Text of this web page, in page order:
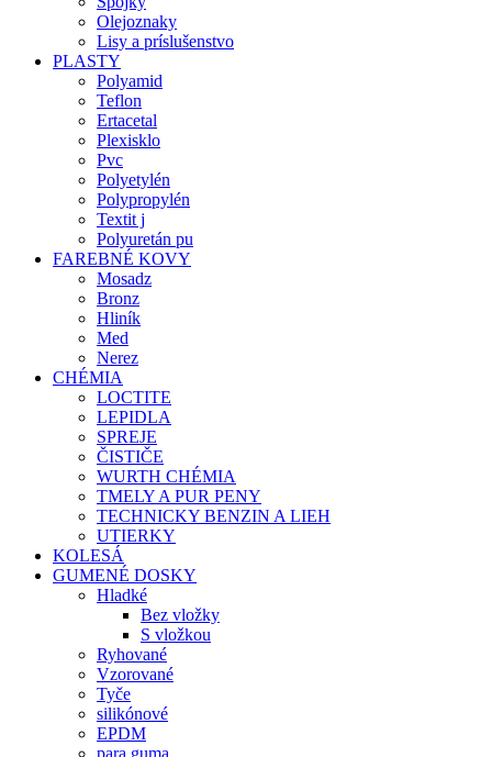
Olejoznaky
Lisy a príslušenstvo
PLASTY
Polyamid
Teflon
Ertacetal
Plexisklo
Pvc
Polyetylén
Polypropylén
Textit j
Polyuretán pu
FAREBNÉ KOVY
Mosadz
Bronz
Hliník
Med
Nerez
CHÉMIA
LOCTITE
LEPIDLA
SPREJE
ČISTIČE
WURTH CHÉMIA
TMELY A PUR PENY
TECHNICKY BENZIN A LIEH
UTIERKY
KOLESÁ
GUMENÉ DOSKY
Hladké
Bez vložky
S vložkou
Ryhované
Vzorované
Tyče
silikónové
EPDM
para guma